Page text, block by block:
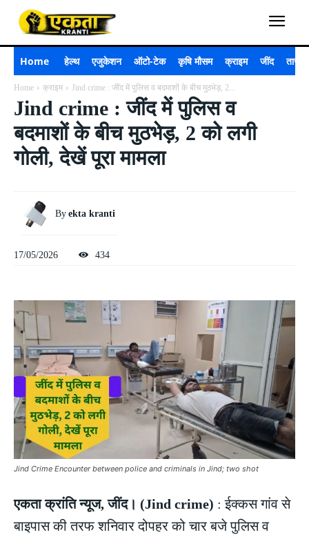
Home हेल्थ एजुकेशन ऑटो-टेक कृषि मौसम क्राइम जींद ताजा
Home क्राइम Jind crime : जींद में पुलिस व बदमाशों के बीच मुठभेड़, 2...
Jind crime : जींद में पुलिस व
बदमाशों के बीच मुठभेड़, 2 को लगी
गोली, देखें पूरा मामला
By ekta kranti
17/05/2026 434
Jind Crime Encounter between police and criminals in Jind; two shot
एकता क्रांति न्यूज, जींद। (Jind crime) : ईक्कस गांव से
बाइपास की तरफ शनिवार दोपहर को चार बजे पुलिस व